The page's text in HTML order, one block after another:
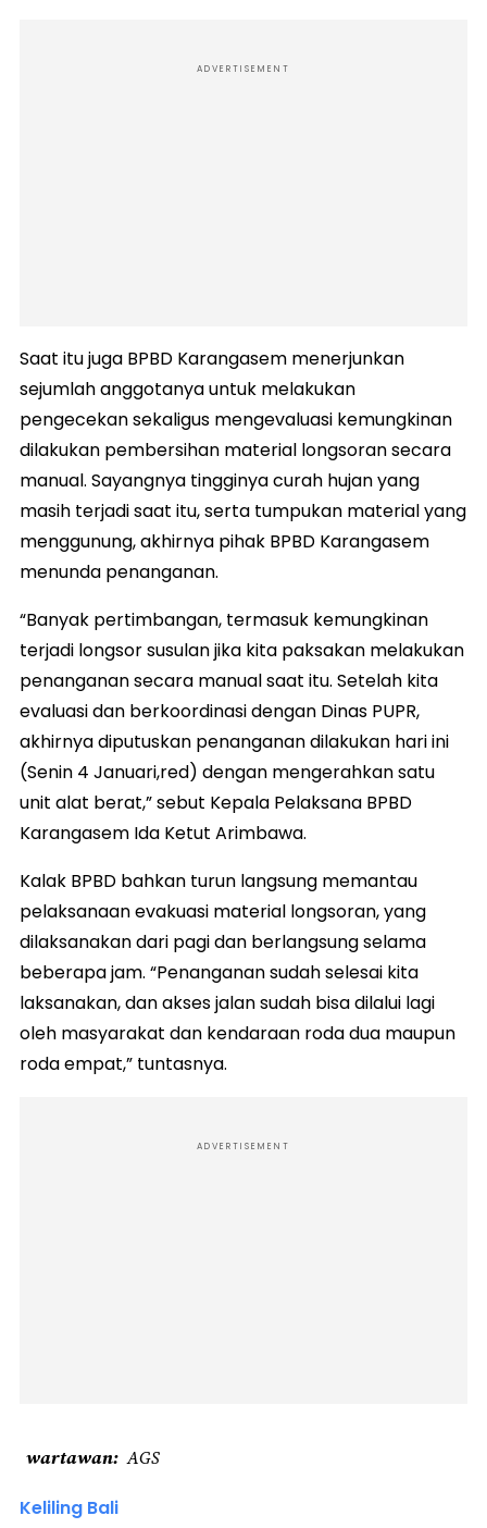
ADVERTISEMENT
Saat itu juga BPBD Karangasem menerjunkan
sejumlah anggotanya untuk melakukan
pengecekan sekaligus mengevaluasi kemungkinan
dilakukan pembersihan material longsoran secara
manual. Sayangnya tingginya curah hujan yang
masih terjadi saat itu, serta tumpukan material yang
menggunung, akhirnya pihak BPBD Karangasem
menunda penanganan.
“Banyak pertimbangan, termasuk kemungkinan
terjadi longsor susulan jika kita paksakan melakukan
penanganan secara manual saat itu. Setelah kita
evaluasi dan berkoordinasi dengan Dinas PUPR,
akhirnya diputuskan penanganan dilakukan hari ini
(Senin 4 Januari,red) dengan mengerahkan satu
unit alat berat,” sebut Kepala Pelaksana BPBD
Karangasem Ida Ketut Arimbawa.
Kalak BPBD bahkan turun langsung memantau
pelaksanaan evakuasi material longsoran, yang
dilaksanakan dari pagi dan berlangsung selama
beberapa jam. “Penanganan sudah selesai kita
laksanakan, dan akses jalan sudah bisa dilalui lagi
oleh masyarakat dan kendaraan roda dua maupun
roda empat,” tuntasnya.
ADVERTISEMENT
wartawan AGS
Keliling Bali